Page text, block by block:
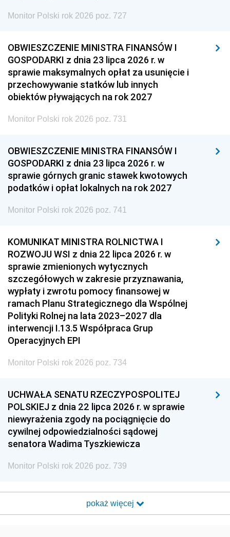
Monitor Polski rok 2026 poz. 727
OBWIESZCZENIE MINISTRA FINANSÓW I
GOSPODARKI z dnia 23 lipca 2026 r. w
sprawie maksymalnych opłat za usunięcie i
przechowywanie statków lub innych
obiektów pływających na rok 2027
Monitor Polski rok 2026 poz. 731
OBWIESZCZENIE MINISTRA FINANSÓW I
GOSPODARKI z dnia 23 lipca 2026 r. w
sprawie górnych granic stawek kwotowych
podatków i opłat lokalnych na rok 2027
Monitor Polski rok 2026 poz. 741
KOMUNIKAT MINISTRA ROLNICTWA I
ROZWOJU WSI z dnia 22 lipca 2026 r. w
sprawie zmienionych wytycznych
szczegółowych w zakresie przyznawania,
wypłaty i zwrotu pomocy finansowej w
ramach Planu Strategicznego dla Wspólnej
Polityki Rolnej na lata 2023–2027 dla
interwencji I.13.5 Współpraca Grup
Operacyjnych EPI
Monitor Polski rok 2026 poz. 734
UCHWAŁA SENATU RZECZYPOSPOLITEJ
POLSKIEJ z dnia 22 lipca 2026 r. w sprawie
niewyrażenia zgody na pociągnięcie do
cywilnej odpowiedzialności sądowej
senatora Wadima Tyszkiewicza
Monitor Polski rok 2026 poz. 739
pokaż więcej